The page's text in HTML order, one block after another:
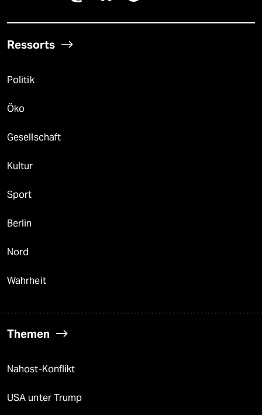
Ressorts
Politik
Öko
Gesellschaft
Kultur
Sport
Berlin
Nord
Wahrheit
Themen
Nahost-Konflikt
USA unter Trump